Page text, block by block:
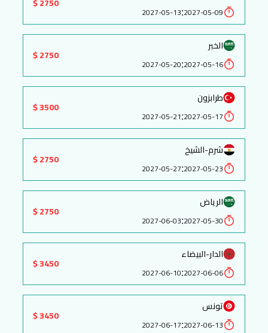
2027-05-09
:
2027-05-13
الخبر
2027-05-16
:
2027-05-20
2750 $
طرابزون
2027-05-17
:
2027-05-21
3500 $
شرم-الشيخ
2027-05-23
:
2027-05-27
2750 $
الرياض
2027-05-30
:
2027-06-03
2750 $
الدار-البيضاء
2027-06-06
:
2027-06-10
3450 $
تونس
2027-06-13
:
2027-06-17
3450 $